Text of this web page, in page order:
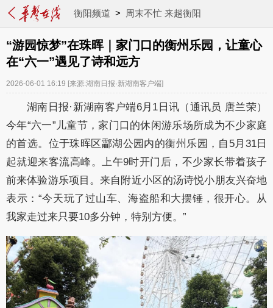
衡阳频道 > 周末不忙 来趟衡阳
“游园惊梦”在珠晖｜家门口的衡州乐园，让童心
在“六一”遇见了诗和远方
2026-06-01 16:19 [来源:湖南日报·新湖南客户端]
湖南日报·新湖南客户端6月1日讯（通讯员 唐兰荣）
今年“六一”儿童节，家门口的休闲游乐场所成为不少家庭
的首选。位于珠晖区酃湖公园内的衡州乐园，自5月31日
起就迎来客流高峰。上午9时开门后，不少家长带着孩子
前来体验游乐项目。来自附近小区的汤诗悦小朋友兴奋地
表示：“今天玩了过山车、海盗船和大摆锤，很开心。从
我家走过来只要10多分钟，特别方便。”